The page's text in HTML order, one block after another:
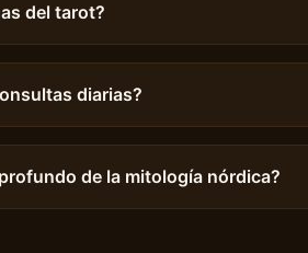
del tarot?
diarias?
de la mitología nórdica?